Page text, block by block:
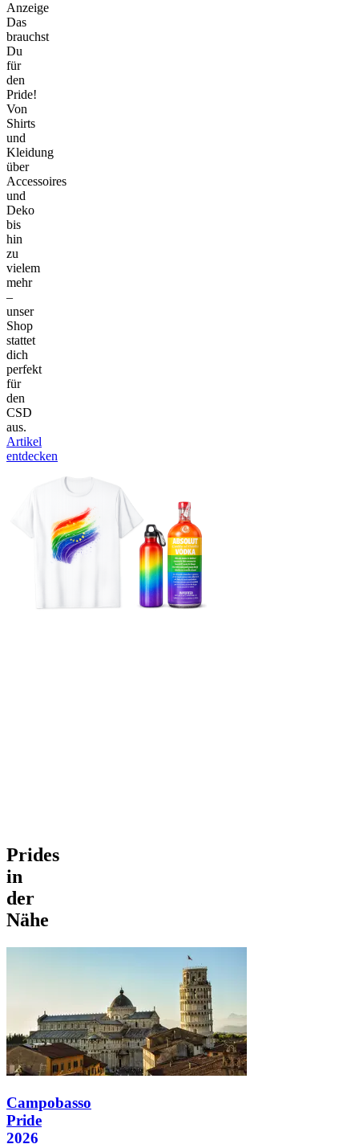
Anzeige
Das
brauchst
Du
für
den
Pride!
Von
Shirts
und
Kleidung
über
Accessoires
und
Deko
bis
hin
zu
vielem
mehr
–
unser
Shop
stattet
dich
perfekt
für
den
CSD
aus.
Artikel
entdecken
Prides
in
der
Nähe
Campobasso
Pride
2026